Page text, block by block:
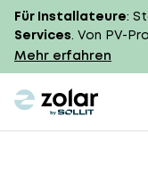
Für Installateure:
Services. Von PV-
Mehr erfahren
zolar logo